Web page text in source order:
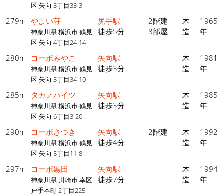
区 矢向 3丁目33-3
279m やよい荘
神奈川県 横浜市 鶴見
区 矢向 4丁目24-14
尻手駅
徒歩5分
2階建
8部屋
木
造
1965
年
280m コーポみやこ
神奈川県 横浜市 鶴見
区 矢向 3丁目34-10
矢向駅
徒歩3分
木
造
1981
年
285m タカノハイツ
神奈川県 横浜市 鶴見
区 矢向 6丁目3-20
矢向駅
徒歩3分
木
造
1985
年
290m コーポさつき
神奈川県 横浜市 鶴見
区 矢向 5丁目11-8
矢向駅
徒歩4分
2階建
木
造
1992
年
297m コーポ黒田
神奈川県 川崎市 幸区
戸手本町 2丁目225-
矢向駅
徒歩7分
木
造
1994
年